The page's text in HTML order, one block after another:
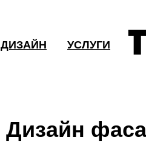
ДИЗАЙН УСЛУГИ
Дизайн